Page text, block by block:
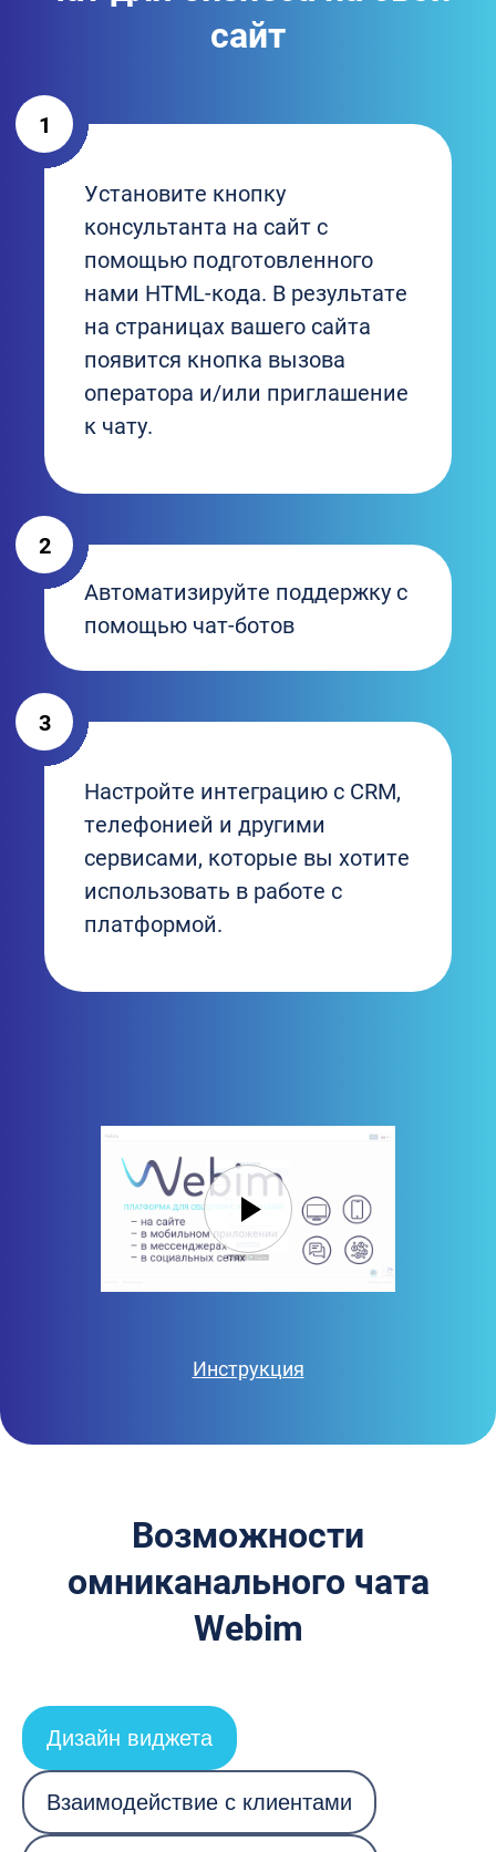
сайт
1
Установите кнопку
консультанта на сайт с
помощью подготовленного
нами HTML-кода. В результате
на страницах вашего сайта
появится кнопка вызова
оператора и/или приглашение
к чату.
2
Автоматизируйте поддержку с
помощью чат-ботов
3
Настройте интеграцию с CRM,
телефонией и другими
сервисами, которые вы хотите
использовать в работе с
платформой.
Инструкция
Возможности
омниканального чата
Webim
Дизайн виджета
Взаимодействие с клиентами